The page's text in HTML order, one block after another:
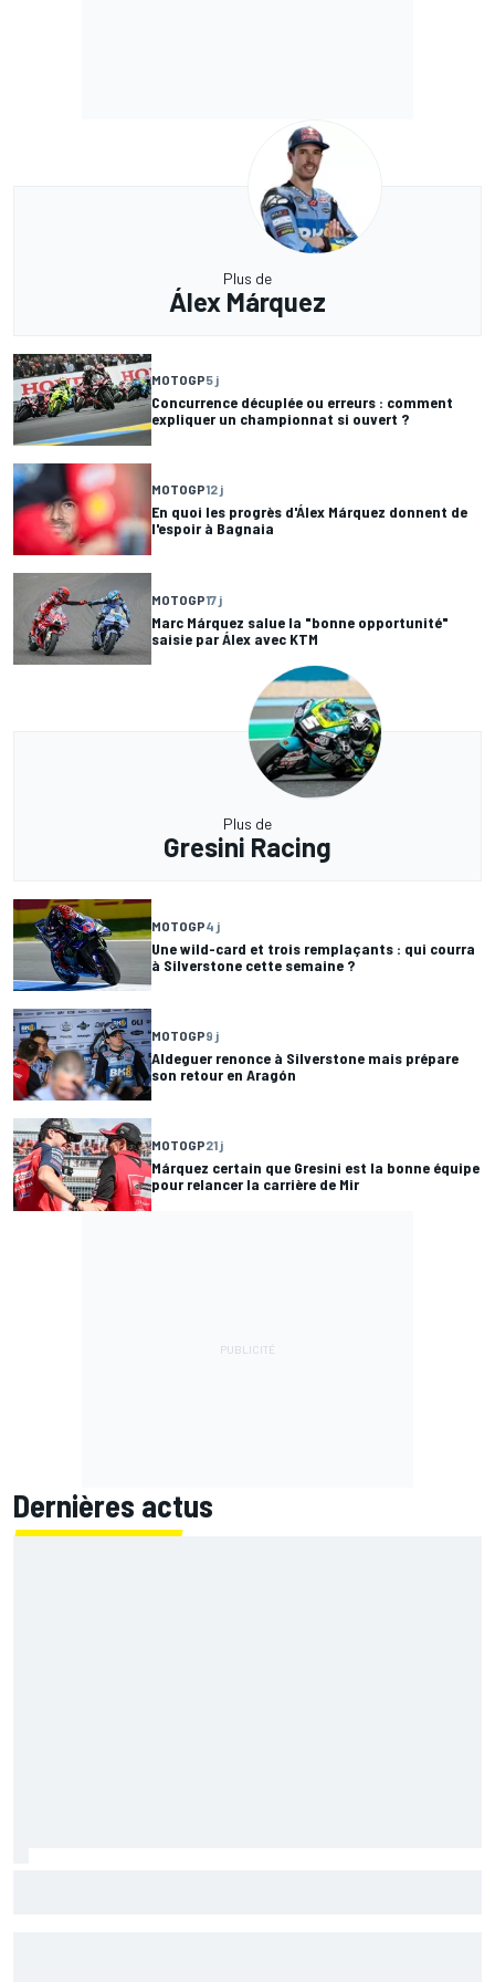
Plus de
Álex Márquez
MOTOGP5 j
Concurrence décuplée ou erreurs : comment
expliquer un championnat si ouvert ?
MOTOGP12 j
En quoi les progrès d'Álex Márquez donnent de
l'espoir à Bagnaia
MOTOGP17 j
Marc Márquez salue la "bonne opportunité"
saisie par Álex avec KTM
Plus de
Gresini Racing
MOTOGP4 j
Une wild-card et trois remplaçants : qui courra
à Silverstone cette semaine ?
MOTOGP9 j
Aldeguer renonce à Silverstone mais prépare
son retour en Aragón
MOTOGP21 j
Márquez certain que Gresini est la bonne équipe
pour relancer la carrière de Mir
Dernières actus